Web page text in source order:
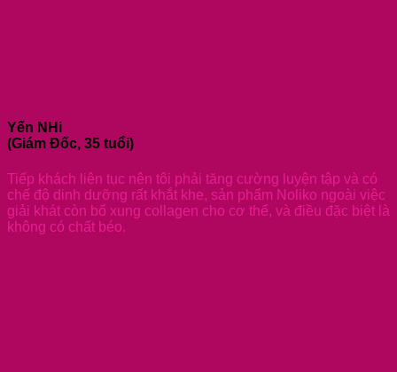
Yến NHi
(Giám Đốc, 35 tuổi)
Tiếp khách liên tục nên tôi phải tăng cường luyện tập và có
chế độ dinh dưỡng rất khắt khe, sản phẩm Noliko ngoài việc
giải khát còn bổ xung collagen cho cơ thể, và điều đặc biệt là
không có chất béo.